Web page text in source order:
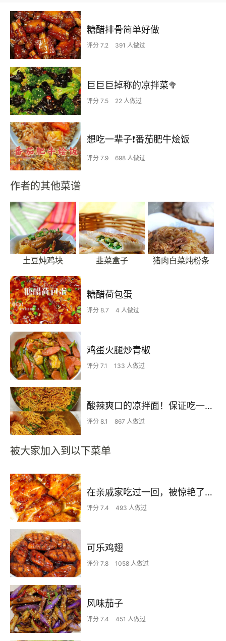
糖醋排骨简单好做
评分 7.2 391 人做过
巨巨巨掉称的凉拌菜🥦
评分 7.5 22 人做过
想吃一辈子❗️番茄肥牛烩饭
评分 7.9 698 人做过
作者的其他菜谱
土豆炖鸡块 韭菜盒子 猪肉白菜炖粉条
糖醋荷包蛋
评分 8.7 4 人做过
鸡蛋火腿炒青椒
评分 7.1 133 人做过
酸辣爽口的凉拌面！保证吃一次就上瘾
评分 8.1 867 人做过
被大家加入到以下菜单
在亲戚家吃过一回，被惊艳了…
评分 7.4 493 人做过
可乐鸡翅
评分 7.8 1058 人做过
风味茄子
评分 7.4 451 人做过